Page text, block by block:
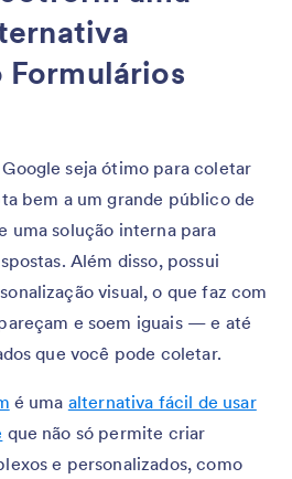
seja ótimo para coletar
bem a um grande público de
uma solução interna para
Além disso, possui
visual, o que faz com
e soem iguais — e até
que você pode coletar.
é uma alternativa fácil de usar
que não só permite criar
e personalizados, como